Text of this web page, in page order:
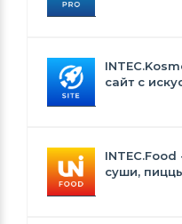
сайт с
суши,